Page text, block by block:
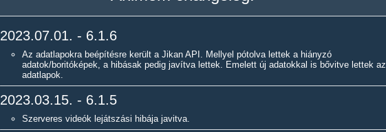
2023.07.01. - 6.1.6
Az adatlapokra beépítésre került a Jikan API. Mellyel pótolva lettek a hiányzó
adatok/boritóképek, a hibásak pedig javítva lettek. Emelett új adatokkal is bővitve lettek az
adatlapok.
2023.03.15. - 6.1.5
Szerveres videók lejátszási hibája javitva.